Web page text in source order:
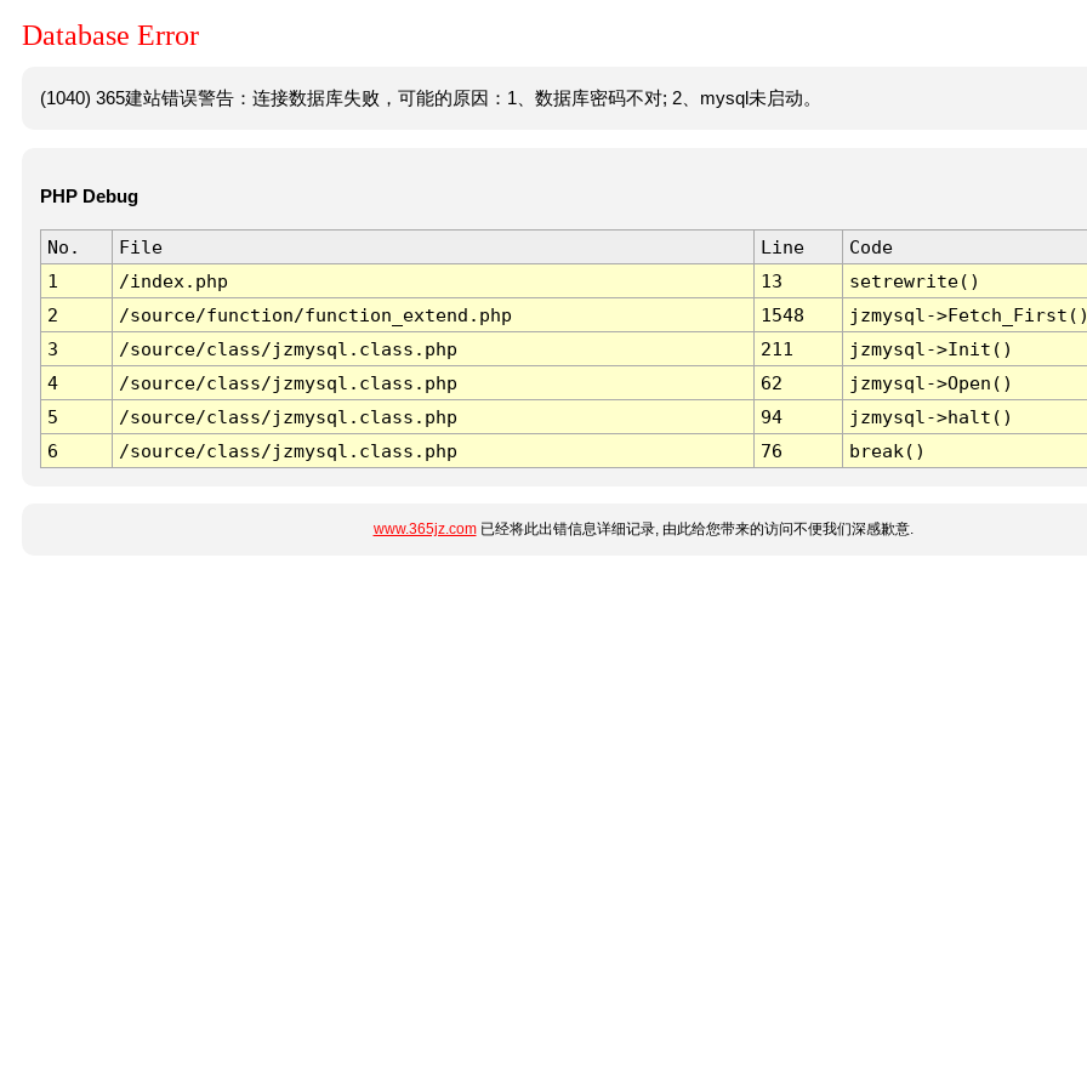
Database Error
(1040) 365建站错误警告：连接数据库失败，可能的原因：1、数据库密码不对; 2、mysql未启动。
PHP Debug
No. File Line
Code
1
/index.php 13
setrewrite()
2
/source/function/function_extend.php 1548
jzmysql-
3
/source/class/jzmysql.class.php 211
jzmysql->Init()
4
/source/class/jzmysql.class.php 62
jzmysql->Open()
5
/source/class/jzmysql.class.php 94
jzmysql->halt()
6
/source/class/jzmysql.class.php 76 break()
www.365jz.com已经将此出错信息详细记录, 由此给您带来的访问不便我们深感歉意.